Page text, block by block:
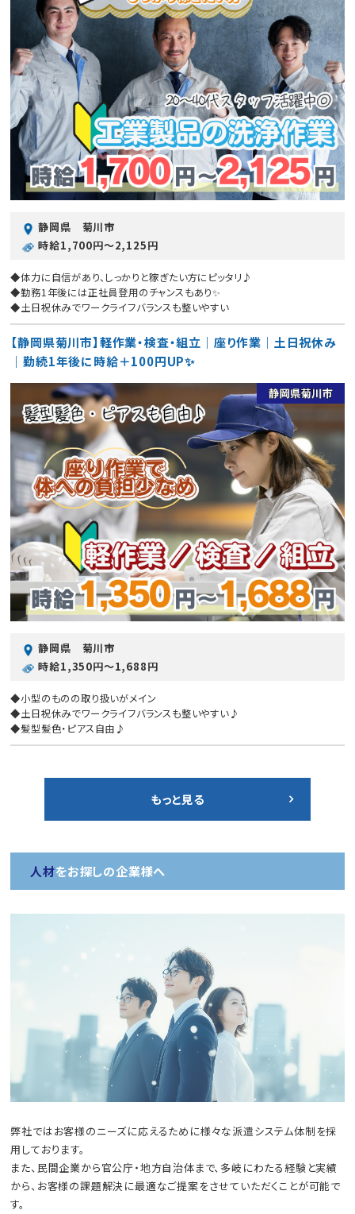
静岡県 菊川市
時給1,700円〜2,125円
◆体力に自信があり、しっかりと稼ぎたい方にピッタリ♪
◆勤務1年後には正社員登用のチャンスもあり✨
◆土日祝休みでワークライフバランスも整いやすい
【静岡県菊川市】軽作業・検査・組立｜座り作業｜土日祝休み
｜勤続1年後に時給＋100円UP✨
静岡県 菊川市
時給1,350円〜1,688円
◆小型のものの取り扱いがメイン
◆土日祝休みでワークライフバランスも整いやすい♪
◆髪型髪色・ピアス自由♪
もっと見る
人材をお探しの企業様へ
弊社ではお客様のニーズに応えるために様々な派遣システム体制を採
用しております。
また、⺠間企業から官公庁・地方自治体まで、多岐にわたる経験と実績
から、お客様の課題解決に最適なご提案をさせていただくことが可能で
す。